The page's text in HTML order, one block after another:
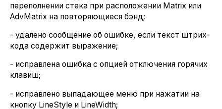
переполнении стека при расположении Matrix или
AdvMatrix на повторяющиеся бэнд;
- удалено сообщение об ошибке, если текст штрих-
кода содержит выражение;
- исправлена ошибка с опцией отключения горячих
клавиш;
- исправлено выпадающее меню при нажатии на
кнопку LineStyle и LineWidth;